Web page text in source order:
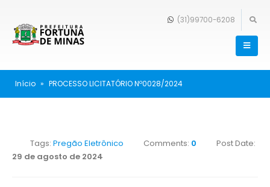
(31)99700-6208
Início » PROCESSO LICITATÓRIO Nº0028/2024
Tags: Pregão Eletrônico Comments: 0
Post Date:
29 de agosto de 2024